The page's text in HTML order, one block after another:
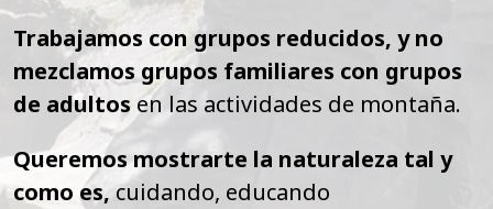
Trabajamos con grupos reducidos, y no
mezclamos grupos familiares con grupos
de adultos en las actividades de montaña.
Queremos mostrarte la naturaleza tal y
como es,cuidando, educando